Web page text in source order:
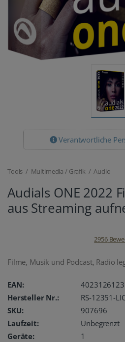
Verantwortliche
Tools / Multimedia / Grafik / Audio
Audials ONE 2022
aus Streaming
2956
Filme, Musik und Podcast, Radio
EAN:
Hersteller Nr.:
RS-12351-
SKU:
907696
Laufzeit:
Unbegrenzt
Geräte:
1